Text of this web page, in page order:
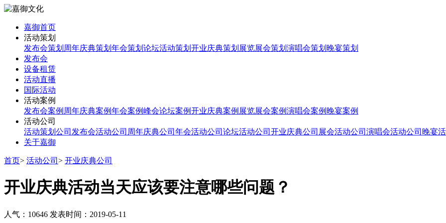
嘉御首页
活动策划
发布会策划 周年庆典策划 年会策划 论坛活动策划 开业庆典策划 展览展会策划 演唱会策划 晚宴策划
发布会
设备租赁
活动直播
国际活动
活动案例
发布会案例 周年庆典案例年会案例峰会论坛案例开业庆典案例 展览展会案例演唱会案例 晚宴案例
活动公司
活动策划公司 发布会活动公司 周年庆典公司 年会活动公司 论坛活动公司 开业庆典公司 展会活动公司 演唱会活动公司 晚宴
关于嘉御
首页> 活动公司 > 开业庆典公司
开业庆典活动当天应该要注意哪些问题？
人气：10646 发表时间：2019-05-11